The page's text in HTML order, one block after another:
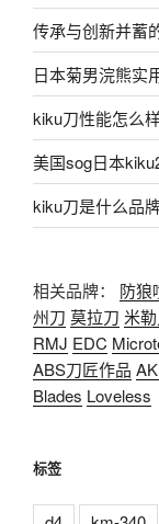
传承与创新并蓄
日本菊男浣熊实
kiku刀性能怎么
美国sog日本
kiku刀是什么品
相关品牌： 防狼
州刀 莫拉刀 米
RMJ EDC
ABS刀匠作品
Blades Loveless
标签